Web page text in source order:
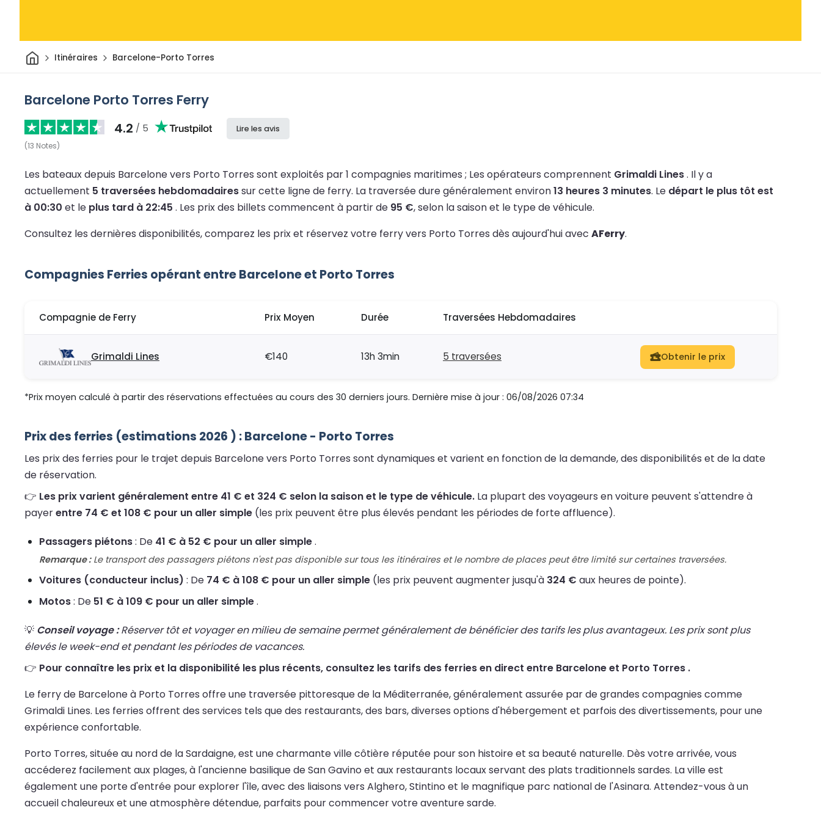
Maison
Itinéraires Barcelone-Porto Torres
Barcelone Porto Torres Ferry
4.2 / 5
(13 Notes)
Lire les avis
Les bateaux depuis Barcelone vers Porto Torres sont exploités par 1 compagnies maritimes ; Les opérateurs comprennent Grimaldi Lines. Il y a
actuellement 5 traversées hebdomadairessur cette ligne de ferry. La traversée dure généralement environ13 heures 3 minutes. Le départ le plus tôt est
à 00:30 et le plus tard à 22:45 . Les prix des billets commencent à partir de 95 €, selon la saison et le type de véhicule.
Consultez les dernières disponibilités, comparez les prix et réservez votre ferry vers Porto Torres dès aujourd'hui avec AFerry.
Compagnies Ferries opérant entre Barcelone et Porto Torres
Compagnie de Ferry Prix Moyen Durée Traversées Hebdomadaires
Grimaldi Lines €140 13h 3min 5 traversées Obtenir le prix
*Prix moyen calculé à partir des réservations effectuées au cours des 30 derniers jours. Dernière mise à jour : 06/08/2026 07:34
Prix des ferries (estimations 2026 ) : Barcelone - Porto Torres
Les prix des ferries pour le trajet depuis Barcelone vers Porto Torres sont dynamiques et varient en fonction de la demande, des disponibilités et de la date
de réservation.
👉 Les prix varient généralement entre 41 € et 324 € selon la saison et le type de véhicule. La plupart des voyageurs en voiture peuvent s'attendre à
payerentre 74 € et 108 € pour un aller simple (les prix peuvent être plus élevés pendant les périodes de forte affluence).
Passagers piétons: De 41 € à 52 € pour un aller simple.
Remarque :Le transport des passagers piétons n'est pas disponible sur tous les itinéraires et le nombre de places peut être limité sur certaines traversées.
Voitures (conducteur inclus) : De 74 € à 108 € pour un aller simple (les prix peuvent augmenter jusqu'à 324 € aux heures de pointe).
Motos: De 51 € à 109 € pour un aller simple.
💡 Conseil voyage :Réserver tôt et voyager en milieu de semaine permet généralement de bénéficier des tarifs les plus avantageux. Les prix sont plus
élevés le week-end et pendant les périodes de vacances.
👉 Pour connaître les prix et la disponibilité les plus récents, consultez les tarifs des ferries en direct entre Barcelone et Porto Torres .
Le ferry de Barcelone à Porto Torres offre une traversée pittoresque de la Méditerranée, généralement assurée par de grandes compagnies comme
Grimaldi Lines. Les ferries offrent des services tels que des restaurants, des bars, diverses options d'hébergement et parfois des divertissements, pour une
expérience confortable.
Porto Torres, située au nord de la Sardaigne, est une charmante ville côtière réputée pour son histoire et sa beauté naturelle. Dès votre arrivée, vous
accéderez facilement aux plages, à l'ancienne basilique de San Gavino et aux restaurants locaux servant des plats traditionnels sardes. La ville est
également une porte d'entrée pour explorer l'île, avec des liaisons vers Alghero, Stintino et le magnifique parc national de l'Asinara. Attendez-vous à un
accueil chaleureux et une atmosphère détendue, parfaits pour commencer votre aventure sarde.